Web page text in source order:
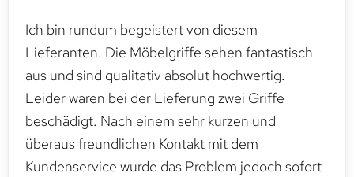
Ich bin rundum begeistert von diesem
Lieferanten. Die Möbelgriffe sehen fantastisch
aus und sind qualitativ absolut hochwertig.
Leider waren bei der Lieferung zwei Griffe
beschädigt. Nach einem sehr kurzen und
überaus freundlichen Kontakt mit dem
Kundenservice wurde das Problem jedoch sofort